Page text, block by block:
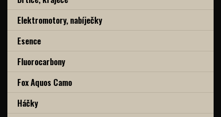
Elektromotory, nabíječky
Esence
Fluorocarbony
Fox Aquos Camo
Háčky